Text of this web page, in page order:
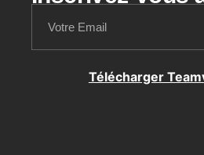
Télécharger